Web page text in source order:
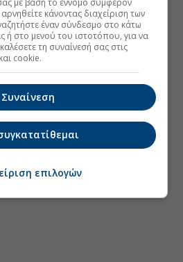
με βάση το έννομο συμφέρον
κάνοντας διαχείριση των
έναν σύνδεσμο στο κάτω
ή στο μενού του ιστοτόπου, για να
τη συναίνεσή σας στις
cookie.
Συναίνεση
επιλογών